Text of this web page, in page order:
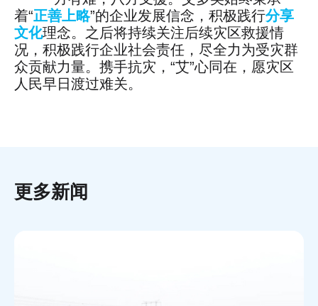
着“正善上略”的企业发展信念，积极践行分享
文化理念。之后将持续关注后续灾区救援情
况，积极践行企业社会责任，尽全力为受灾群
众贡献力量。携手抗灾，“艾”心同在，愿灾区
人民早日渡过难关。
更多新闻